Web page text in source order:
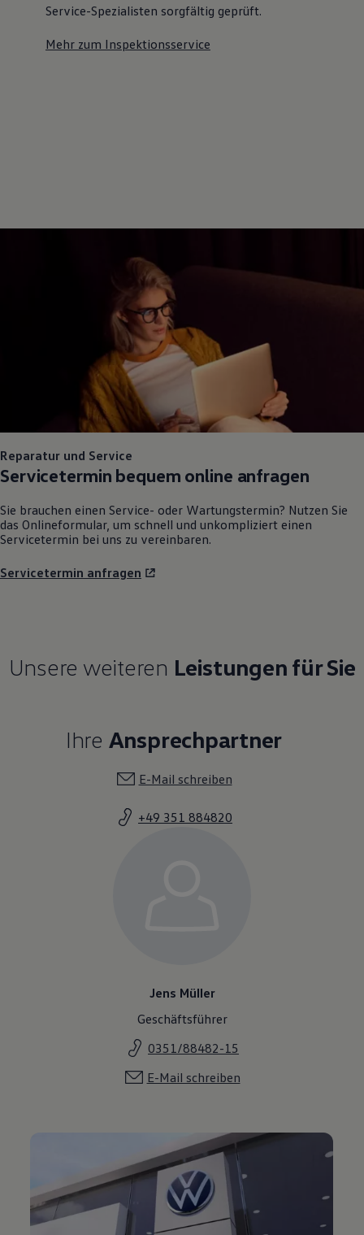
Service-Spezialisten sorgfältig geprüft.
Mehr zum Inspektionsservice
Reparatur und Service
Servicetermin bequem online anfragen
Sie brauchen einen Service- oder Wartungstermin? Nutzen Sie
das Onlineformular, um schnell und unkompliziert einen
Servicetermin bei uns zu vereinbaren.
Servicetermin anfragen
Unsere weiteren Leistungen für Sie
Ihre Ansprechpartner
E-Mail schreiben
+49 351 884820
Jens Müller
Geschäftsführer
0351/88482-15
E-Mail schreiben